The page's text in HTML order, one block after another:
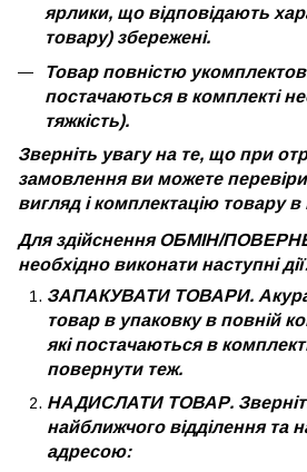
ярлики, що відповідають
товару) збережені.
Товар повністю
постачаються в комплекті
тяжкість).
Зверніть увагу на те, що при
замовлення ви можете
вигляд і комплектацію товару
Для здійснення ОБМІН/
необхідно виконати наступні
ЗАПАКУВАТИ ТОВАРИ.
товар в упаковку в повній
які постачаються в
повернути теж.
НАДИСЛАТИ ТОВАР.
найближчого відділення та
адресою: